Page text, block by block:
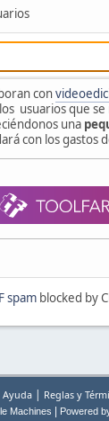
con
usuarios que
una
con los gastos
spamblocked by
Ayuda | Reglas y
Machines Powered